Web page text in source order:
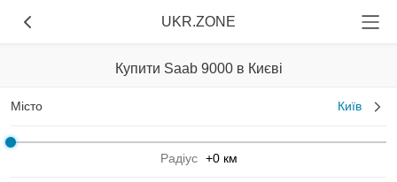
UKR.ZONE
Купити Saab 9000 в Києві
Місто Київ
Радіус +0 км